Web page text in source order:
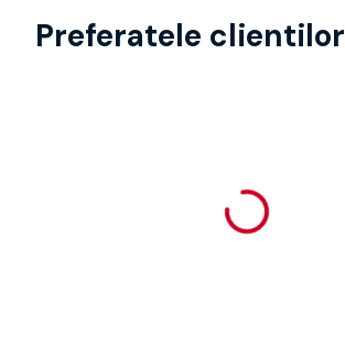
Preferatele clientilor